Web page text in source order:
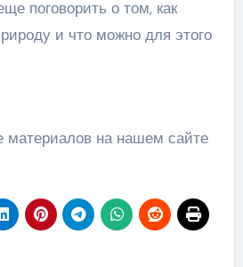
поговорить о том, как
и что можно для этого
материалов на нашем сайте